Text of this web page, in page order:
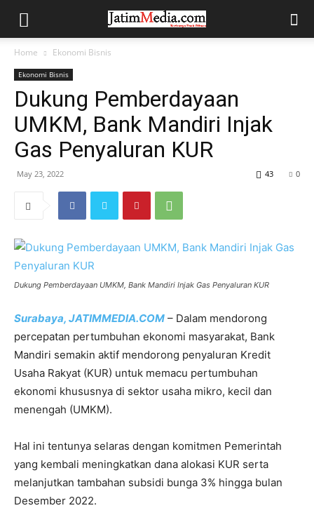
Home Ekonomi Bisnis
Ekonomi Bisnis
Dukung Pemberdayaan
UMKM, Bank Mandiri Injak
Gas Penyaluran KUR
May 23, 2022 0
43
Dukung Pemberdayaan UMKM, Bank Mandiri Injak Gas Penyaluran KUR
Surabaya, JATIMMEDIA.COM – Dalam mendorong
percepatan pertumbuhan ekonomi masyarakat, Bank
Mandiri semakin aktif mendorong penyaluran Kredit
Usaha Rakyat (KUR) untuk memacu pertumbuhan
ekonomi khususnya di sektor usaha mikro, kecil dan
menengah (UMKM).
Hal ini tentunya selaras dengan komitmen Pemerintah
yang kembali meningkatkan dana alokasi KUR serta
melanjutkan tambahan subsidi bunga 3% hingga bulan
Desember 2022.